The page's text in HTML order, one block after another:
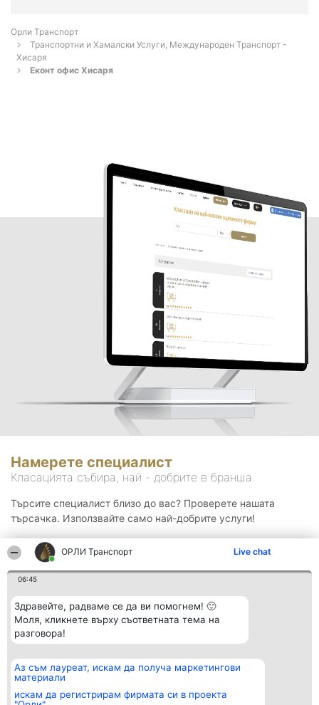
ОРЛИ Транспорт Live chat
06:45
Здравейте, радваме се да ви помогнем! 🙂
Моля, кликнете върху съответната тема на
разговора!
Аз съм лауреат, искам да получа маркетингови
материали
искам да регистрирам фирмата си в проекта
Орли Транспорт
Транспортни и Хамалски Услуги, Международен Транспорт -
Хисаря
Еконт офис Хисаря
Намерете специалист
Класацията събира, най - добрите в бранша.
Търсите специалист близо до вас? Проверете нашата
търсачка. Използвайте само най-добрите услуги!
Организатор на
класиране
BulevardulAleea Timișul De
Класация
всички
Контакти